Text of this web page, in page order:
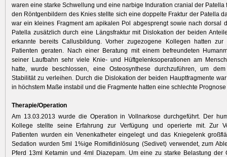
waren eine starke Schwellung und eine narbige Induration cranial der Patella
den Röntgenbildern des Knies stellte sich eine doppelte Fraktur der Patella
war ein kleines Fragment am apikalen Pol abgesprengt ­sowie nach dorsal
Patella zusätzlich durch eine Längsfraktur mit ­Dislokation der beiden
erkannte bereits Callusbildung. Vorher zugezogene Kollegen hatten zur
Patienten geraten. Nach einer Beratung mit einem befreundeten
seiner Laufbahn sehr viele Knie- und Hüftgelenksoperationen am
hatte, wurde beschlossen, eine Osteosynthese durchzu­führen, um
Stabilität zu verleihen. Durch die Dislokation der beiden Hauptfragmente
in höchstem Maße instabil und die Fragmente hatten eine schlechte
Therapie/Operation
Am 13.03.2013 wurde die Operation in Vollnarkose durchgeführt. Der
Kollege stellte seine Erfahrung zur Verfügung und operierte mit. Zur
Patienten wurden ein Venenkatheter eingelegt und das Kniegelenk
Sedation wurden 5ml 1%ige Romifidinlösung (Sedivet) verwendet, zum
Pferd 13ml Ketamin und 4ml Diazepam. Um ­eine zu starke Belastung der